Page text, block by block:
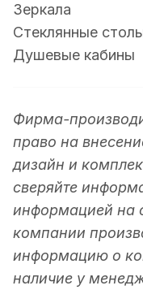
Зеркала
Стеклянные
Душевые кабины
Фирма-
право на
дизайн и
сверяйте
информацией на
компании
информацию о
наличие у